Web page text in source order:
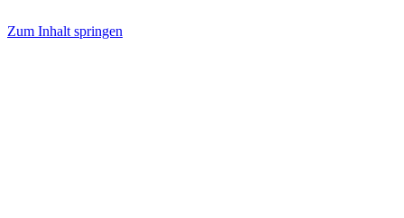
Zum Inhalt springen